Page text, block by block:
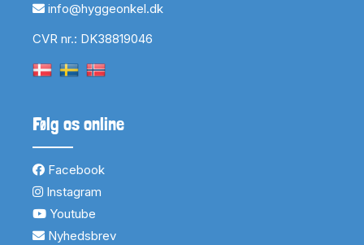
info@hyggeonkel.dk
CVR nr.: DK38819046
Følg os online
Facebook
Instagram
Youtube
Nyhedsbrev